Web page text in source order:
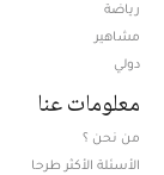
رياضة
مشاهير
دولي
معلومات عنا
من نحن ؟
الأسئلة الأكثر طرحا